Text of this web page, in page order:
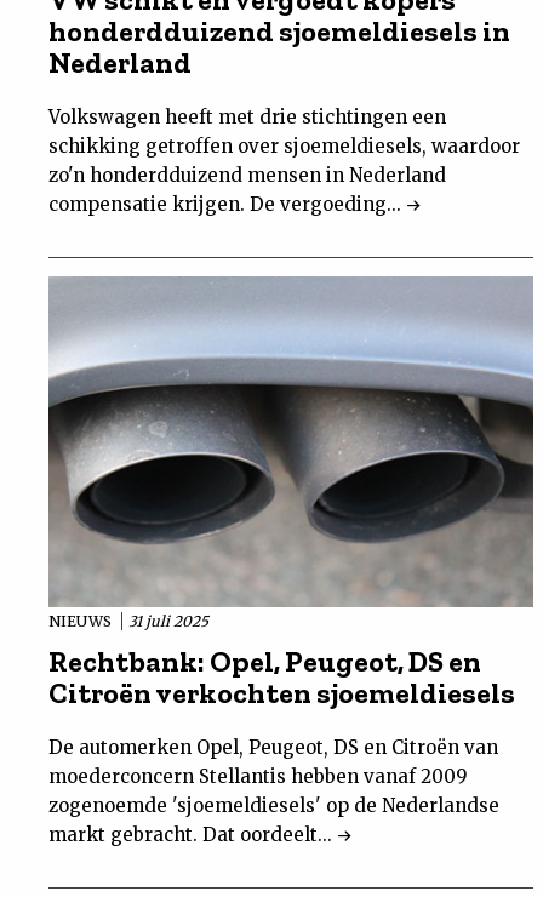
honderdduizend sjoemeldiesels in
Nederland
Volkswagen heeft met drie stichtingen een
schikking getroffen over sjoemeldiesels, waardoor
zo'n honderdduizend mensen in Nederland
compensatie krijgen. De vergoeding...
NIEUWS 31 juli 2025
Rechtbank: Opel, Peugeot, DS en
Citroën verkochten sjoemeldiesels
De automerken Opel, Peugeot, DS en Citroën van
moederconcern Stellantis hebben vanaf 2009
zogenoemde 'sjoemeldiesels' op de Nederlandse
markt gebracht. Dat oordeelt...